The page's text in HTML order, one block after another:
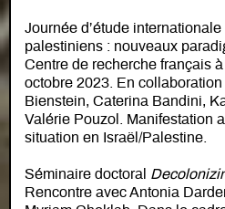
Journée d’étude
palestiniens : nouveaux
Centre de recherche français
octobre 2023. En
Bienstein, Caterina Bandini,
Valérie Pouzol. Manifestation
situation en Israël/Palestine.
Séminaire doctoral
Rencontre avec Antonia